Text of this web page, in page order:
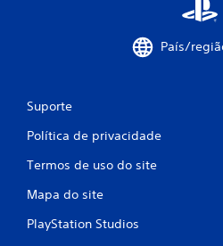
País/
Suporte
Política de privacidade
Termos de uso do site
Mapa do site
PlayStation Studios